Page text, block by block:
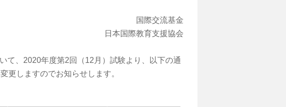
国際交流基金
日本国際教育支援協会
て、 2020年度第2回（12 月）試験より、以下の通
更しますのでお知らせします。